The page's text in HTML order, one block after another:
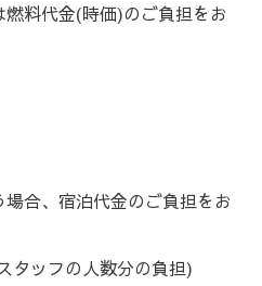
料代金(時価)のご負担をお
合、宿泊代金のご負担をお
タッフの人数分の負担)